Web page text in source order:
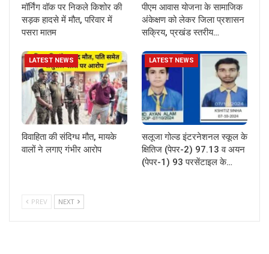
मॉर्निंग वॉक पर निकले किशोर की
सड़क हादसे में मौत, परिवार में
पसरा मातम
पीएम आवास योजना के सामाजिक
अंकेक्षण को लेकर जिला प्रशासन
सक्रिय, प्रखंड स्तरीय…
LATEST NEWS
विवाहिता की संदिग्ध मौत, मायके
वालों ने लगाए गंभीर आरोप
LATEST NEWS
सलूजा गोल्ड इंटरनेशनल स्कूल के
क्षितिज (पेपर-2) 97.13 व अयन
(पेपर-1) 93 परसेंटाइल के…
PREV NEXT